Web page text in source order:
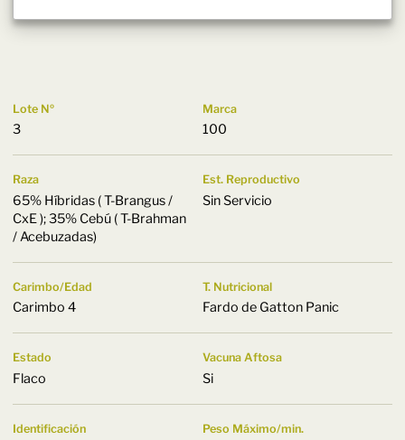
Lote Nº
3
Marca
100
Raza
65% Híbridas ( T-Brangus /
CxE ); 35% Cebú ( T-Brahman
/ Acebuzadas)
Est. Reproductivo
Sin Servicio
Carimbo/Edad
Carimbo 4
T. Nutricional
Fardo de Gatton Panic
Estado
Flaco
Vacuna Aftosa
Si
Identificación Peso Máximo/min.